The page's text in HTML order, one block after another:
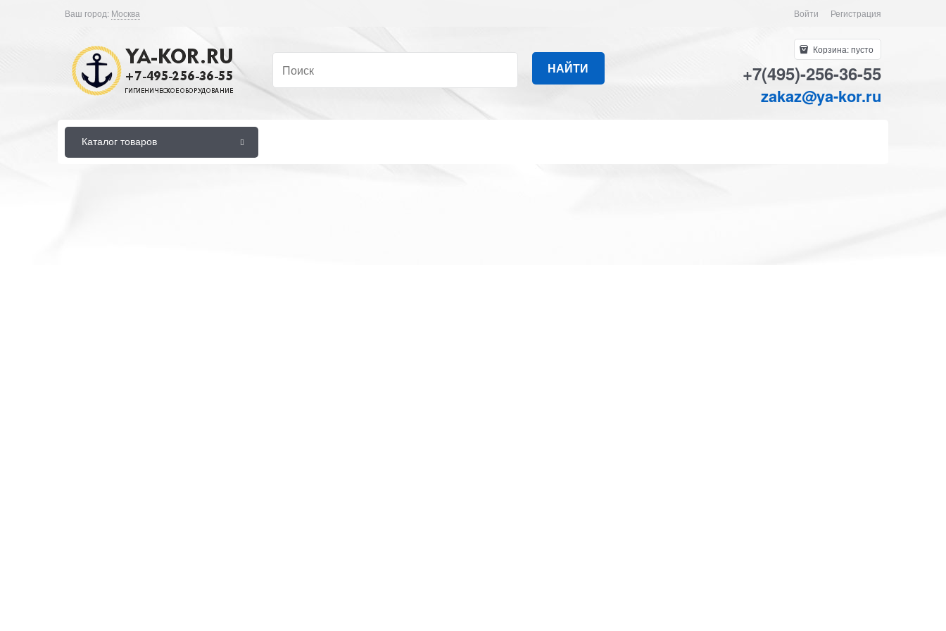
Ваш город: Москва Войти Регистрация
НАЙТИ
Корзина:пусто
+7(495)-256-36-55
zakaz@ya-kor.ru
Каталог товаров